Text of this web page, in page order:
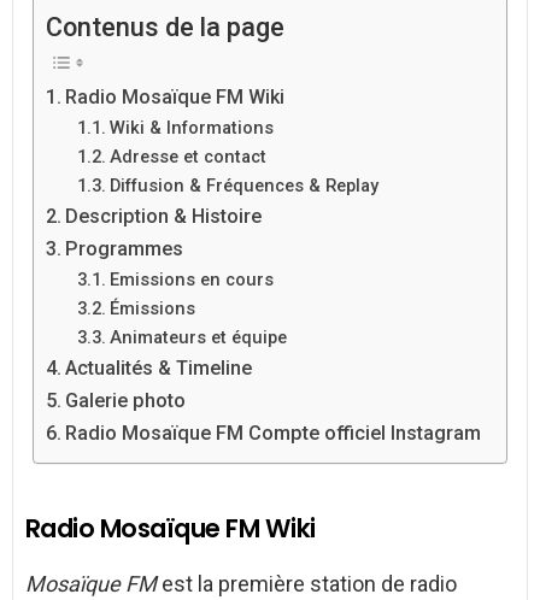
Contenus de la page
Radio Mosaïque FM Wiki
Wiki & Informations
Adresse et contact
Diffusion & Fréquences & Replay
Description & Histoire
Programmes
Emissions en cours
Émissions
Animateurs et équipe
Actualités & Timeline
Galerie photo
Radio Mosaïque FM Compte officiel Instagram
Radio Mosaïque FM Wiki
Mosaïque FMest la première station de radio